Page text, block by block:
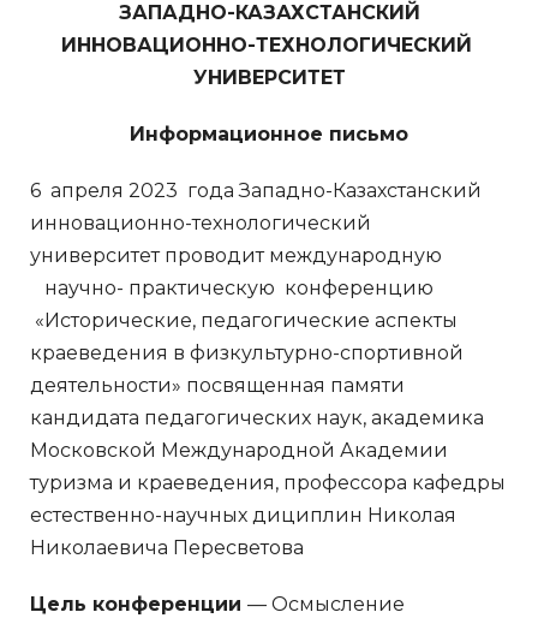
ЗАПАДНО-КАЗАХСТАНСКИЙ
ИННОВАЦИОННО-ТЕХНОЛОГИЧЕСКИЙ
УНИВЕРСИТЕТ
Информационное письмо
6 апреля 2023 года Западно-Казахстанский
инновационно-технологический
университет проводит международную
научно- практическую конференцию
«Исторические, педагогические аспекты
краеведения в физкультурно-спортивной
деятельности» посвященная памяти
кандидата педагогических наук, академика
Московской Международной Академии
туризма и краеведения, профессора кафедры
естественно-научных дициплин Николая
Николаевича Пересветова
Цель конференции — Осмысление